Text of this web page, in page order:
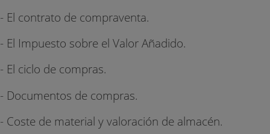
- El contrato de compraventa.
- El Impuesto sobre el Valor Añadido.
- El ciclo de compras.
- Documentos de compras.
- Coste de material y valoración de almacén.